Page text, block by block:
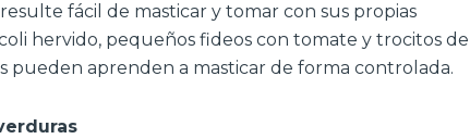
fácil de masticar y tomar con sus propias
hervido, pequeños fideos con tomate y trocitos de
pueden aprenden a masticar de forma controlada.